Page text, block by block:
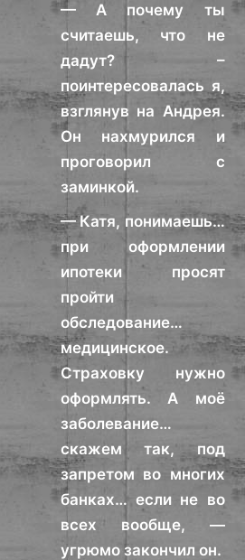
— А почему ты
считаешь, что не
дадут? –
поинтересовалась я,
взглянув на Андрея.
Он нахмурился и
проговорил с
заминкой.
— Катя, понимаешь…
при оформлении
ипотеки просят
пройти
обследование…
медицинское.
Страховку нужно
оформлять. А моё
заболевание…
скажем так, под
запретом во многих
банках… если не во
всех вообще, —
угрюмо закончил он.